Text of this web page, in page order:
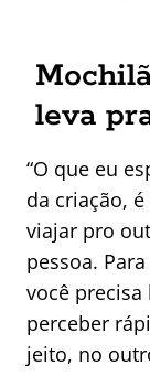
leva
“O que eu
da criação,
viajar pro
pessoa.
você precisa
perceber
jeito, no